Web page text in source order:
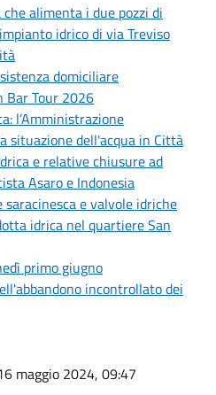
alimenta i due pozzi di
idrico di via Treviso
domiciliare
Bar Tour 2026
l’Amministrazione
situazione dell'acqua in Città
e relative chiusure ad
Asaro e Indonesia
e valvole idriche
idrica nel quartiere San
primo giugno
incontrollato dei
maggio 2024, 09:47